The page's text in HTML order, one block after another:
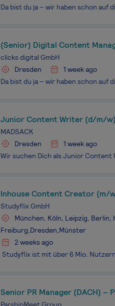
(Senior) Digital Content
clicks digital GmbH
Dresden
1 week ago
Junior Content Writer (d/m/
MADSACK
Dresden
1 week ago
Inhouse Content Creator (m/
Studyflix GmbH
München, Köln, Leipzig,
Freiburg,Dresden,Münster
2 weeks ago
Senior PR Manager (DACH) –